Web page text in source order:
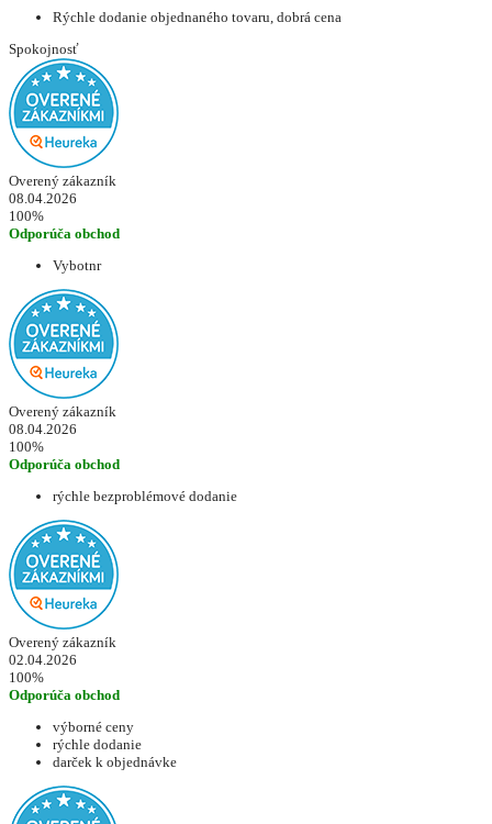
Rýchle dodanie objednaného tovaru, dobrá cena
Spokojnosť
Overený zákazník
08.04.2026
100%
Odporúča obchod
Vybotnr
Overený zákazník
08.04.2026
100%
Odporúča obchod
rýchle bezproblémové dodanie
Overený zákazník
02.04.2026
100%
Odporúča obchod
výborné ceny
rýchle dodanie
darček k objednávke